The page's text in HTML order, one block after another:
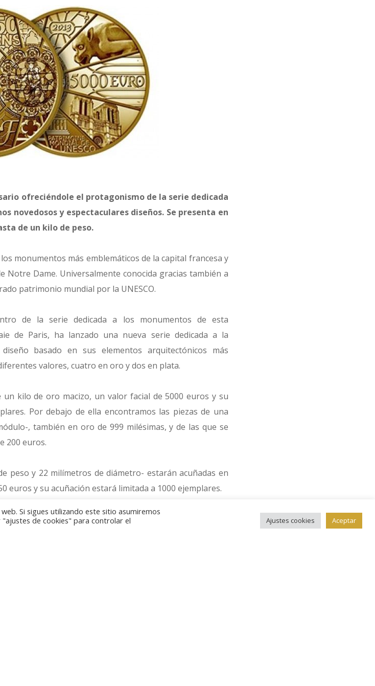
ofreciéndole el protagonismo de la serie dedicada
novedosos y espectaculares diseños. Se presenta en
de un kilo de peso.
monumentos más emblemáticos de la capital francesa y
Notre Dame. Universalmente conocida gracias también a
patrimonio mundial por la UNESCO.
de la serie dedicada a los monumentos de esta
de Paris, ha lanzado una nueva serie dedicada a la
basado en sus elementos arquitectónicos más
valores, cuatro en oro y dos en plata.
kilo de oro macizo, un valor facial de 5000 euros y su
Por debajo de ella encontramos las piezas de una
, también en oro de 999 milésimas, y de las que se
200 euros.
peso y 22 milímetros de diámetro- estarán acuñadas en
euros y su acuñación estará limitada a 1000 ejemplares.
en oro, tendrá un peso de sólo medio gramo, con un
Si sigues utilizando este sitio asumiremos
"ajustes de cookies" para controlar el
Ajustes cookies Aceptar